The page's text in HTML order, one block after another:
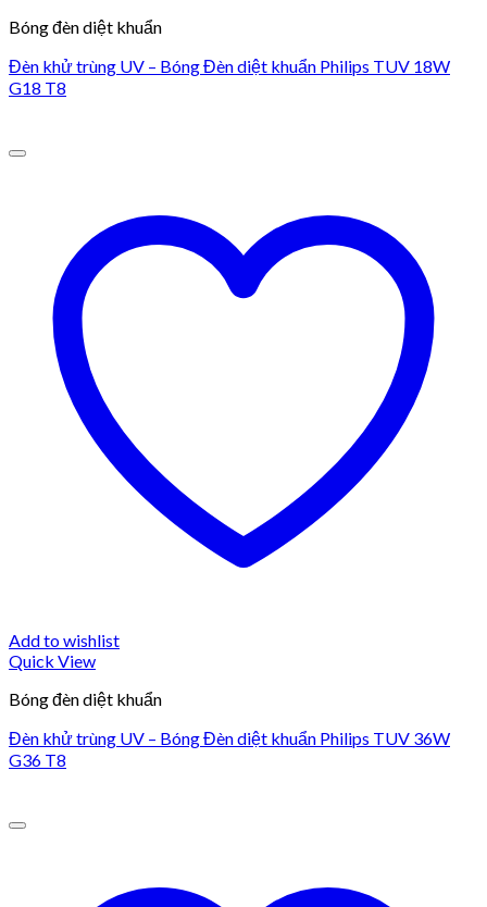
Bóng đèn diệt khuẩn
Đèn khử trùng UV – Bóng Đèn diệt khuẩn Philips TUV 18W
G18 T8
Add to wishlist
Quick View
Bóng đèn diệt khuẩn
Đèn khử trùng UV – Bóng Đèn diệt khuẩn Philips TUV 36W
G36 T8